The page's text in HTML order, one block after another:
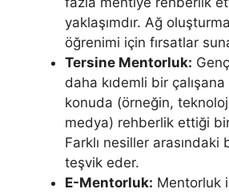
yaklaşımdır. Ağ
öğrenimi için fırsatlar
Tersine Mentorluk:
daha kıdemli bir
konuda (örneğin,
medya) rehberlik ettiği bir
Farklı nesiller arasındaki
teşvik eder.
E-Mentorluk: Mentorluk